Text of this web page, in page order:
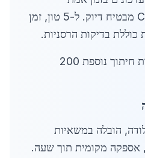
באפליקציה. חיתוך CNC מבטיח דיוק. ל-5 טון, זמן
זמן: 24-48 שעות. עלות חיתוך נוספת 200
הובלה במשאיות
אספקה מקומית תוך שעה.